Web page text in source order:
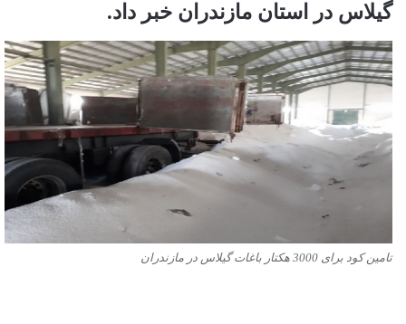
گیلاس در استان مازندران خبر داد.
تامین کود برای 3000 هکتار باغات گیلاس در مازندران